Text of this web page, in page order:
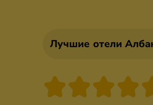
Лучшие отели